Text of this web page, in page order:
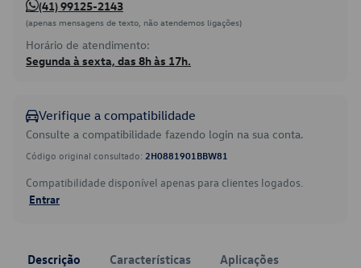
(41) 99125-2143
(apenas mensagens de texto, não atendemos ligações)
Horário de atendimento:
Segunda à sexta, das 8h às 17h.
Verifique a compatibilidade
Consulte a compatibilidade fazendo login na sua conta.
Código original consultado: 2H0881901BBW81
Compatibilidade disponível apenas para clientes logados.
Entrar
Descrição Características Aplicações